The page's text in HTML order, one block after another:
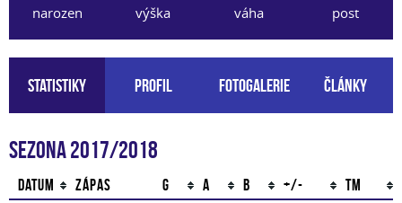
narozen výška váha post
Statistiky Profil Fotogalerie Články
Sezona 2017/2018
Datum Zápas G A B +/- TM